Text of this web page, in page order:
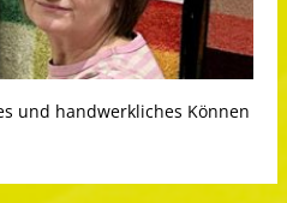
und handwerkliches Können